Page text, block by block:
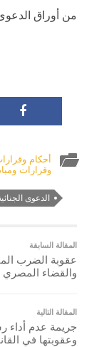
من أوراق الدعوى
أحكام
وقرارات
الدعوى
المقالة السابقة
عقوبة الضرب
والقضاء المصري
المقالة التالية
جريمة عدم أداء
وعقوبتها في